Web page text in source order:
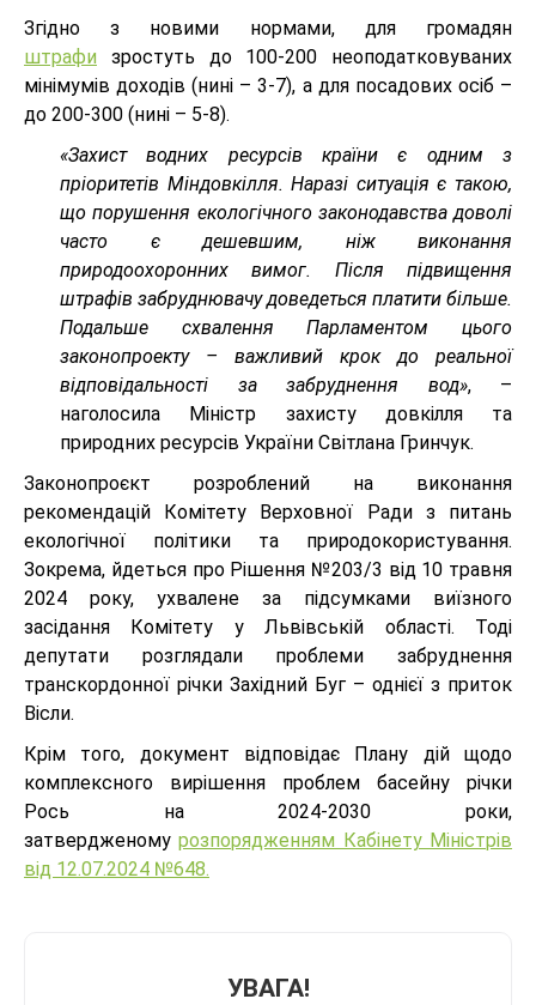
Згідно з новими нормами, для громадян
штрафи зростуть до 100-200 неоподатковуваних
мінімумів доходів (нині – 3-7), а для посадових осіб –
до 200-300 (нині – 5-8).
«Захист водних ресурсів країни є одним з
пріоритетів Міндовкілля. Наразі ситуація є такою,
що порушення екологічного законодавства доволі
часто є дешевшим, ніж виконання
природоохоронних вимог. Після підвищення
штрафів забруднювачу доведеться платити більше.
Подальше схвалення Парламентом цього
законопроекту – важливий крок до реальної
відповідальності за забруднення вод», –
наголосила Міністр захисту довкілля та
природних ресурсів України Світлана Гринчук.
Законопроєкт розроблений на виконання
рекомендацій Комітету Верховної Ради з питань
екологічної політики та природокористування.
Зокрема, йдеться про Рішення №203/3 від 10 травня
2024 року, ухвалене за підсумками виїзного
засідання Комітету у Львівській області. Тоді
депутати розглядали проблеми забруднення
транскордонної річки Західний Буг – однієї з приток
Вісли.
Крім того, документ відповідає Плану дій щодо
комплексного вирішення проблем басейну річки
Рось на 2024-2030 роки,
затвердженомурозпорядженням Кабінету Міністрів
від 12.07.2024 №648.
УВАГА!